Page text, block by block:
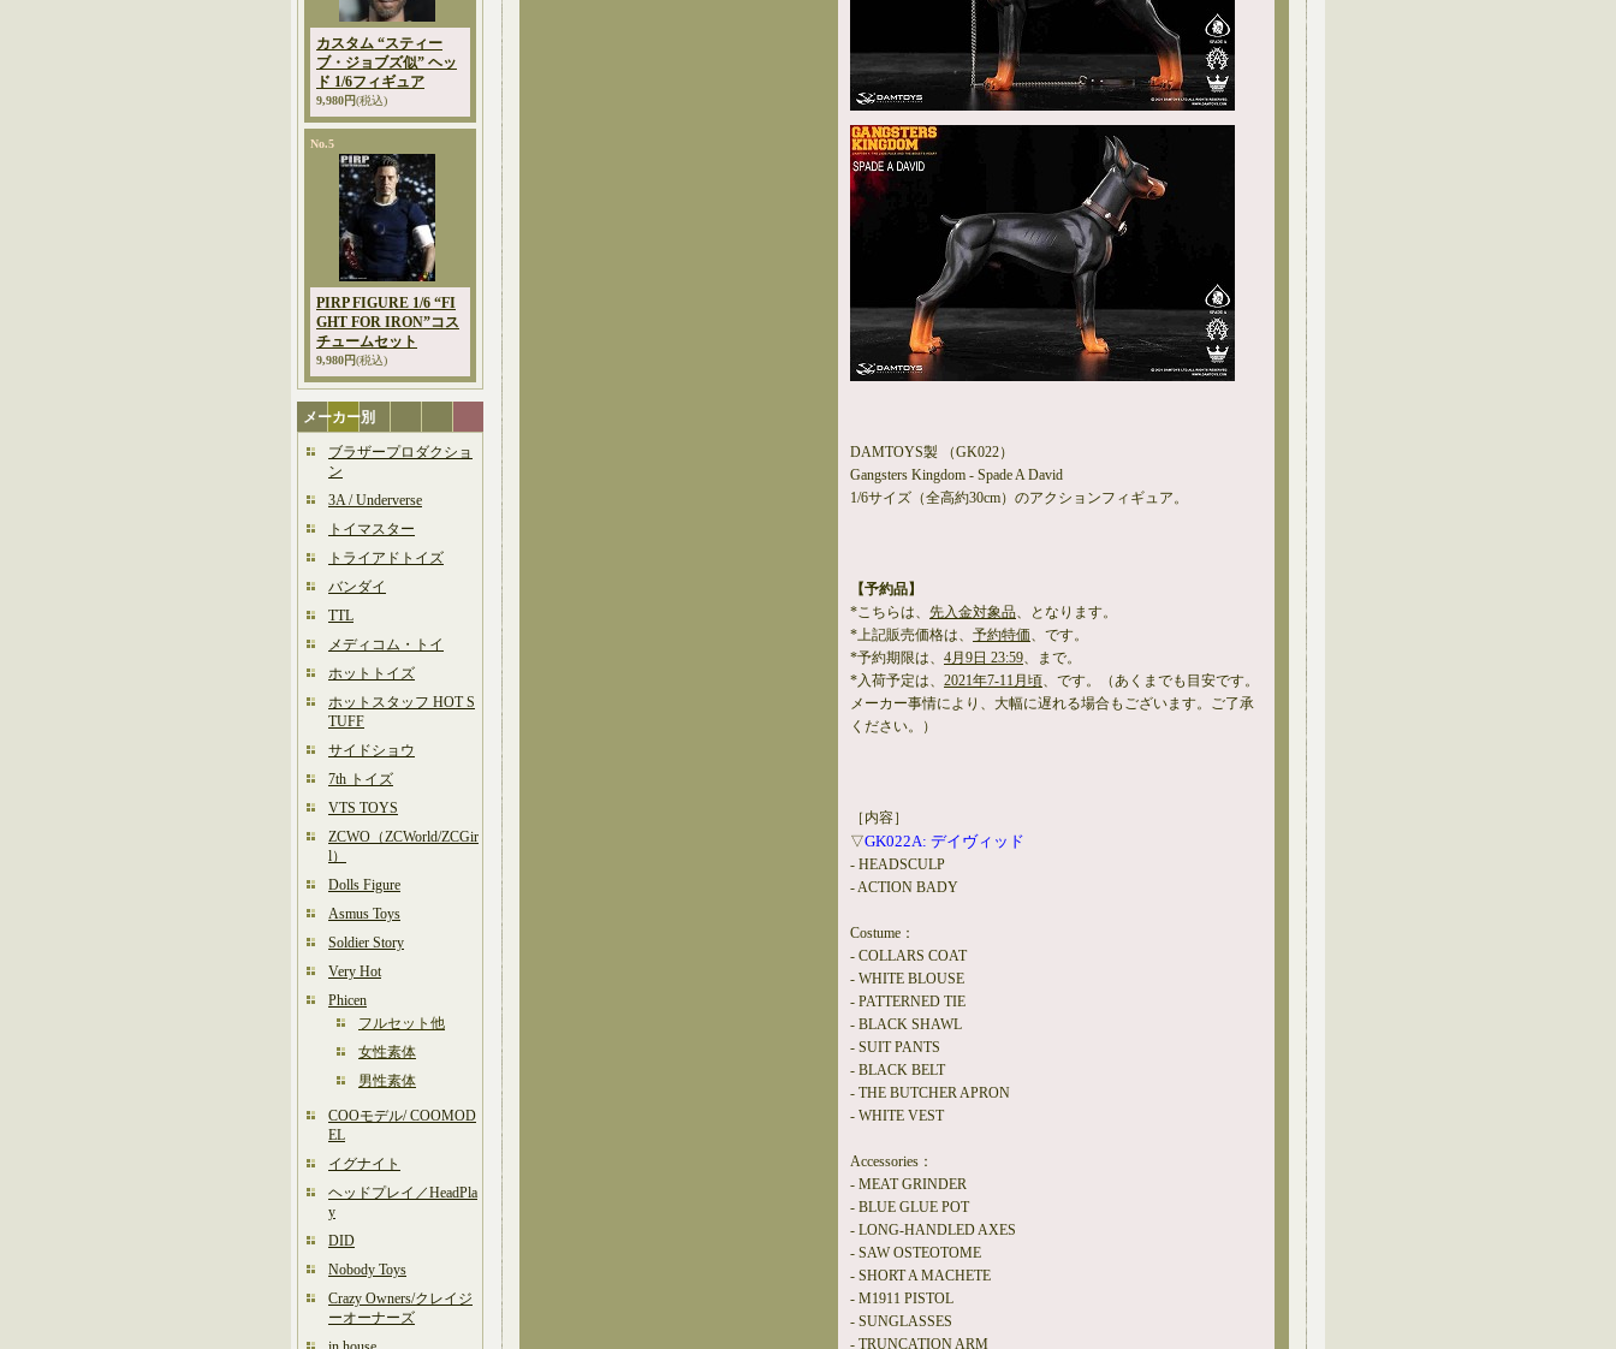
カスタム “スティー
ブ・ジョブズ似” ヘッ
ド 1/6フィギュア
9,980円(税込)
No.5
PIRP FIGURE 1/6 “FI
GHT FOR IRON”コス
チュームセット
9,980円(税込)
メーカー別
ブラザープロダクショ
ン
3A / Underverse
トイマスター
トライアドトイズ
バンダイ
TTL
メディコム・トイ
ホットトイズ
ホットスタッフ HOT S
TUFF
サイドショウ
7th トイズ
VTS TOYS
ZCWO（ZCWorld/ZCGir
l）
Dolls Figure
Asmus Toys
Soldier Story
Very Hot
Phicen
フルセット他
女性素体
男性素体
COOモデル/ COOMOD
EL
イグナイト
ヘッドプレイ／HeadPla
y
DID
Nobody Toys
Crazy Owners/クレイジ
ーオーナーズ
DAMTOYS製 （GK022）
Gangsters Kingdom - Spade A David
1/6サイズ（全高約30cm）のアクションフィギュア。
【予約品】
*こちらは、 先入金対象品、となります。
*上記販売価格は、 予約特価、です。
*予約期限は、 4月9日 23:59、まで。
*入荷予定は、 2021年7-11月頃、です。（あくまでも目安です。
メーカー事情により、大幅に遅れる場合もございます。ご了承
ください。）
［内容］
▽GK022A: デイヴィッド
- HEADSCULP
- ACTION BADY
Costume：
- COLLARS COAT
- WHITE BLOUSE
- PATTERNED TIE
- BLACK SHAWL
- SUIT PANTS
- BLACK BELT
- THE BUTCHER APRON
- WHITE VEST
Accessories：
- MEAT GRINDER
- BLUE GLUE POT
- LONG-HANDLED AXES
- SAW OSTEOTOME
- SHORT A MACHETE
- M1911 PISTOL
- SUNGLASSES
- TRUNCATION ARM